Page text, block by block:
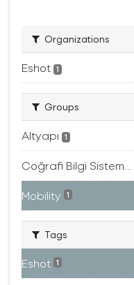
Organizations
Eshot 1
Groups
Altyapı 1
Coğrafi Bilgi Sistem...
Mobility 1
Tags
Eshot 1